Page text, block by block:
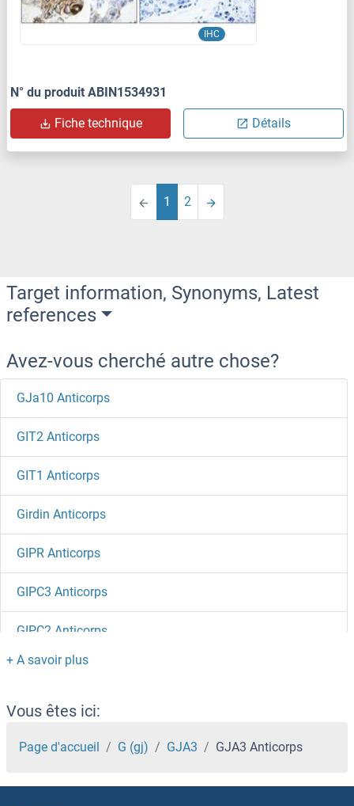
IHC
N° du produit ABIN1534931
Fiche technique Détails
1 2
Target information, Synonyms, Latest
references
Avez-vous cherché autre chose?
GJa10 Anticorps
GIT2 Anticorps
GIT1 Anticorps
Girdin Anticorps
GIPR Anticorps
GIPC3 Anticorps
GIPC2 Anticorps
GIPC1 Anticorps
GINS4 Anticorps
GINS3 Anticorps
GINS2 Anticorps
Vous êtes ici:
Page d'accueil G (gj) GJA3 GJA3 Anticorps